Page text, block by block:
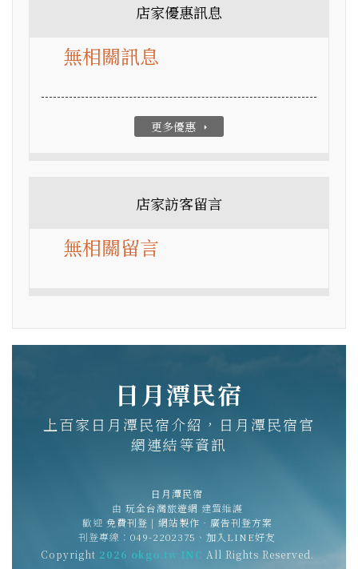
店家優惠訊息
無相關訊息
更多優惠 arrow_right
店家訪客留言
無相關留言
日月潭民宿
上百家日月潭民宿介紹，日月潭民宿官
網連結等資訊
日月潭民宿
由 玩全台灣旅遊網 建置維護
歡迎 免費刊登 | 網站製作‧廣告刊登方案
刊登專線： 049-2202375 、 加入LINE好友
Copyright 2026 okgo.tw INC All Rights Reserved.